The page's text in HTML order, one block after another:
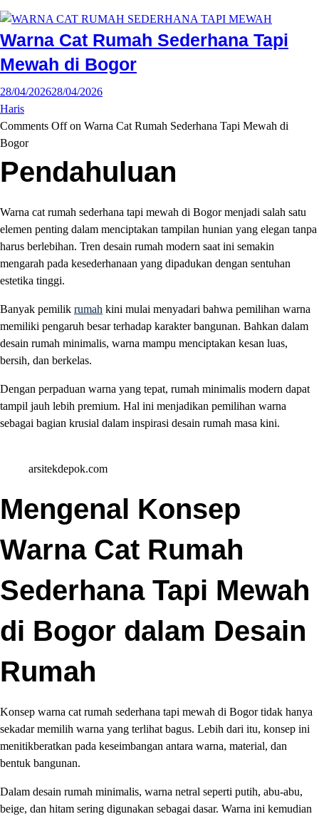
Warna Cat Rumah Sederhana Tapi
Mewah di Bogor
28/04/202628/04/2026
Haris
Comments Offon Warna Cat Rumah Sederhana Tapi Mewah di
Bogor
Pendahuluan
Warna cat rumah sederhana tapi mewah di Bogor menjadi salah satu
elemen penting dalam menciptakan tampilan hunian yang elegan tanpa
harus berlebihan. Tren desain rumah modern saat ini semakin
mengarah pada kesederhanaan yang dipadukan dengan sentuhan
estetika tinggi.
Banyak pemilik rumah kini mulai menyadari bahwa pemilihan warna
memiliki pengaruh besar terhadap karakter bangunan. Bahkan dalam
desain rumah minimalis, warna mampu menciptakan kesan luas,
bersih, dan berkelas.
Dengan perpaduan warna yang tepat, rumah minimalis modern dapat
tampil jauh lebih premium. Hal ini menjadikan pemilihan warna
sebagai bagian krusial dalam inspirasi desain rumah masa kini.
arsitekdepok.com
Mengenal Konsep
Warna Cat Rumah
Sederhana Tapi Mewah
di Bogor dalam Desain
Rumah
Konsep warna cat rumah sederhana tapi mewah di Bogor tidak hanya
sekadar memilih warna yang terlihat bagus. Lebih dari itu, konsep ini
menitikberatkan pada keseimbangan antara warna, material, dan
bentuk bangunan.
Dalam desain rumah minimalis, warna netral seperti putih, abu-abu,
beige, dan hitam sering digunakan sebagai dasar. Warna ini kemudian